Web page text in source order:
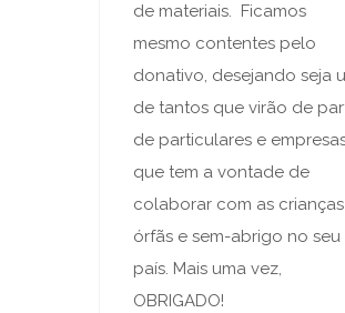
de materiais. Ficamos
mesmo contentes pelo
donativo, desejando seja
de tantos que virão de
de particulares e
que tem a vontade de
colaborar com as crianças
órfãs e sem-abrigo no seu
país. Mais uma vez,
OBRIGADO!